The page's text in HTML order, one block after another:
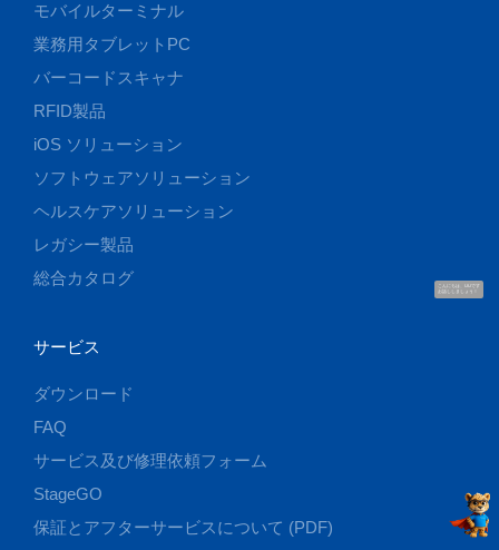
こんにちは、UUです
お話ししましょう！
モバイルターミナル
業務用タブレットPC
バーコードスキャナ
RFID製品
iOS ソリューション
ソフトウェアソリューション
ヘルスケアソリューション
レガシー製品
総合カタログ
サービス
ダウンロード
FAQ
サービス及び修理依頼フォーム
StageGO
保証とアフターサービスについて (PDF)